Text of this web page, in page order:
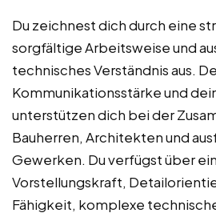
Du zeichnest dich durch eine
sorgfältige Arbeitsweise und
technisches Verständnis aus.
Kommunikationsstärke und
unterstützen dich bei der
Bauherren, Architekten und
Gewerken. Du verfügst über
Vorstellungskraft,
Fähigkeit, komplexe